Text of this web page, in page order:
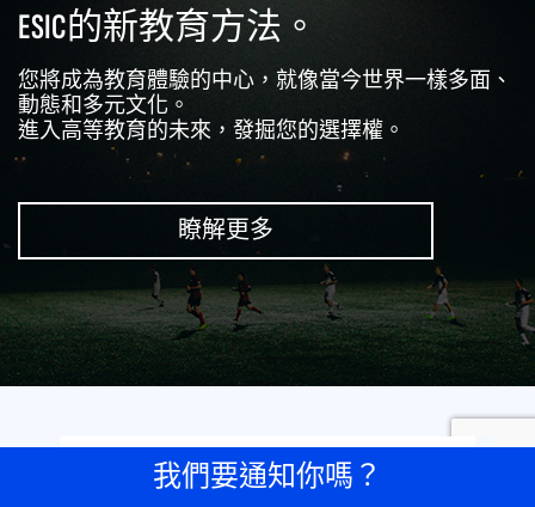
ESIC的新教育方法。
您將成為教育體驗的中心，就像當今世界一樣多面、
動態和多元文化。
進入高等教育的未來，發掘您的選擇權。
瞭解更多
我們要通知你嗎？